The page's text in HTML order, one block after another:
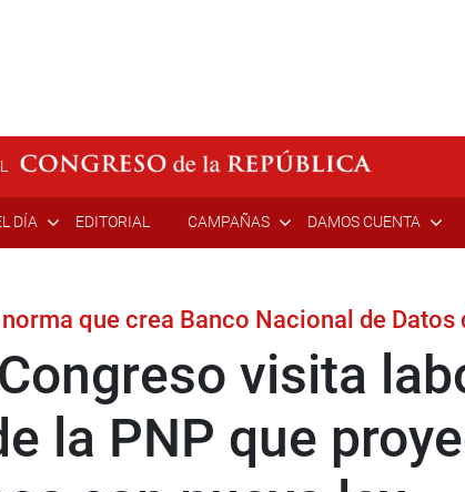
DÍA EDITORIAL CAMPAÑAS DAMOS CUENTA
que crea Banco Nacional de
visita
la PNP que